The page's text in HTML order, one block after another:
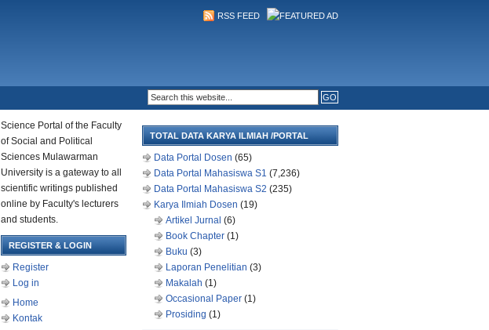
RSS FEED
Science Portal of the Faculty
of Social and Political
Sciences Mulawarman
University is a gateway to all
scientific writings published
online by Faculty's lecturers
and students.
REGISTER & LOGIN
Register
Log in
Home
Kontak
TOTAL DATA KARYA ILMIAH /PORTAL
Data Portal Dosen (65)
Data Portal Mahasiswa S1 (7,236)
Data Portal Mahasiswa S2 (235)
Karya Ilmiah Dosen (19)
Artikel Jurnal (6)
Book Chapter (1)
Buku (3)
Laporan Penelitian (3)
Makalah (1)
Occasional Paper (1)
Prosiding (1)